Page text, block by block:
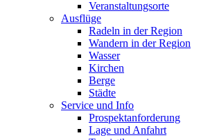
Veranstaltungsorte
Ausflüge
Radeln in der Region
Wandern in der Region
Wasser
Kirchen
Berge
Städte
Service und Info
Prospektanforderung
Lage und Anfahrt